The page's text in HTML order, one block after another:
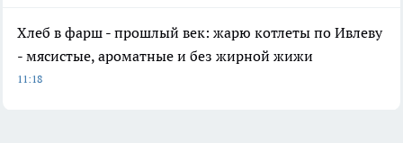
Хлеб в фарш - прошлый век: жарю котлеты по Ивлеву
- мясистые, ароматные и без жирной жижи
11:18